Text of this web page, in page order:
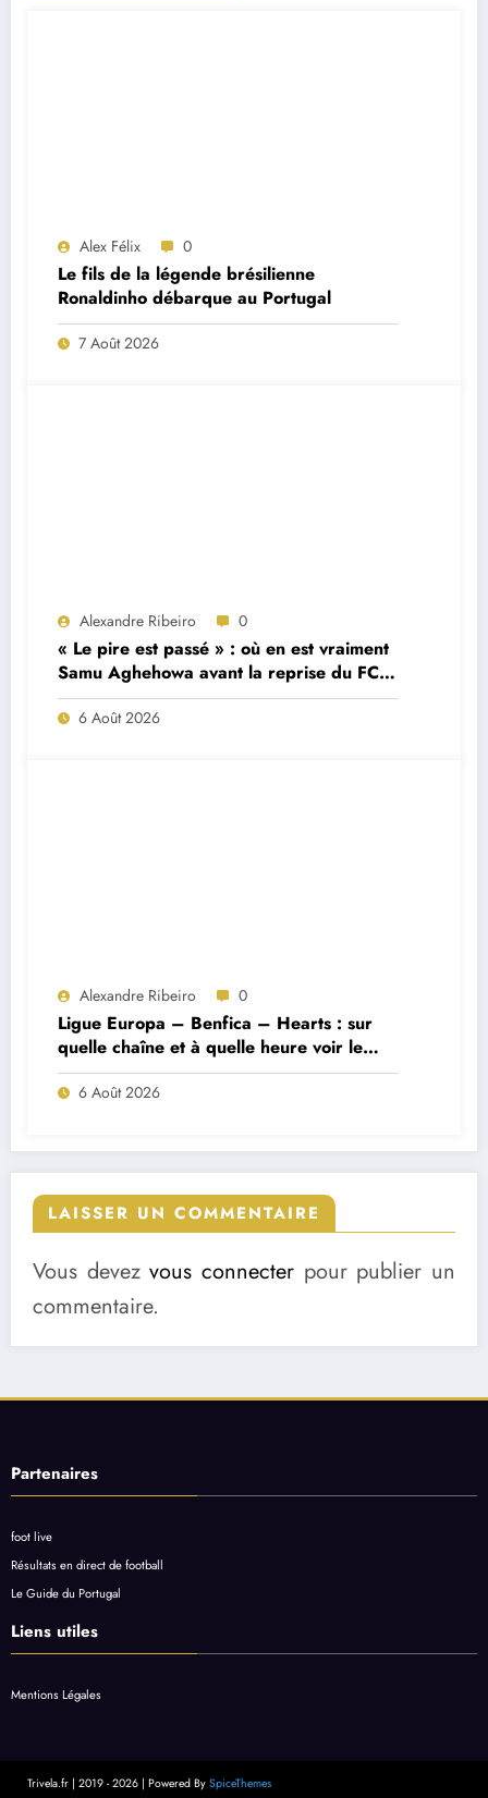
Alex Félix 0
Le fils de la légende brésilienne
Ronaldinho débarque au Portugal
7 Août 2026
Alexandre Ribeiro 0
« Le pire est passé » : où en est vraiment
Samu Aghehowa avant la reprise du FC
Porto ?
6 Août 2026
Alexandre Ribeiro 0
Ligue Europa – Benfica – Hearts : sur
quelle chaîne et à quelle heure voir le
match ?
6 Août 2026
LAISSER UN COMMENTAIRE
Vous devezvous connecter pour publier un
commentaire.
Partenaires
foot live
Résultats en direct de football
Le Guide du Portugal
Liens utiles
Mentions Légales
Trivela.fr | 2019 - 2026 | Powered By SpiceThemes